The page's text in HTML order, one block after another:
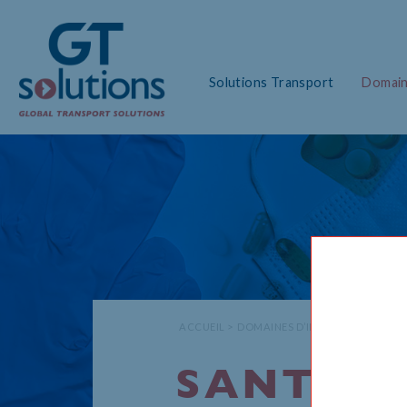
Solutions Transport
SANTÉ